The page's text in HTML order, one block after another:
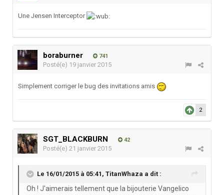
Une Jensen Interceptor
boraburner 741
Posté(e) 19 janvier 2015
Simplement corriger le bug des invitations amis
2
SGT_BLACKBURN 42
Posté(e) 21 janvier 2015
Le 16/01/2015 à 05:41, TitanWhaza a dit :
Oh ! J'aimerais tellement que la bijouterie Vangelico